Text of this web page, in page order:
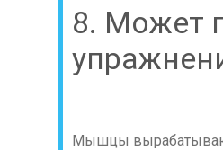
8. Может
Мышцы